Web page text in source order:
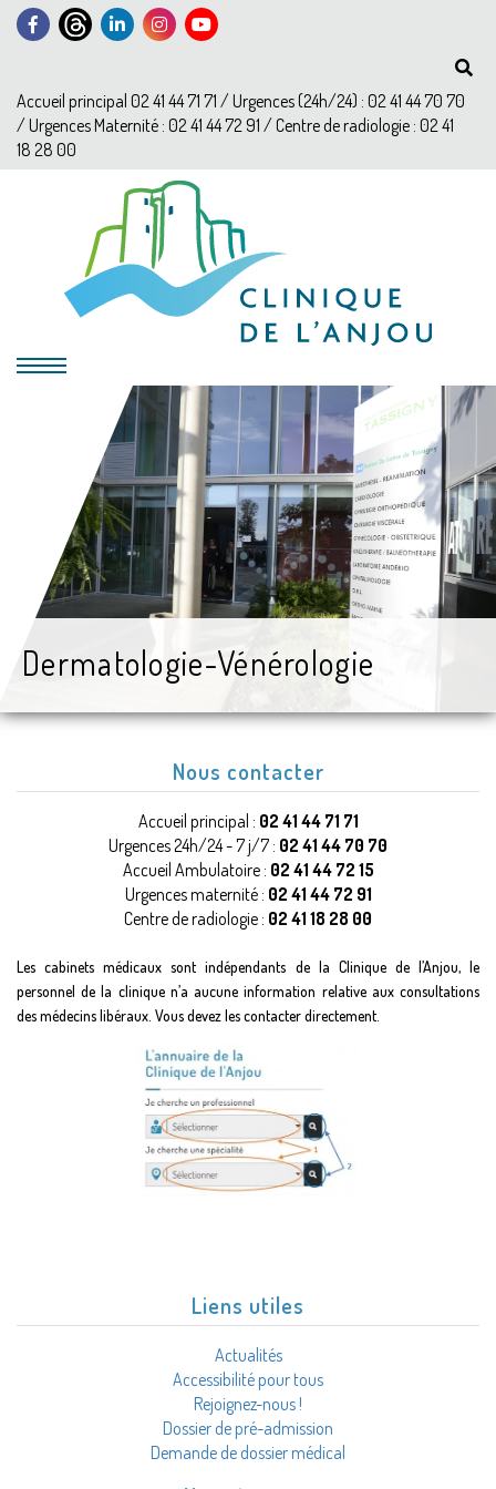
Accueil principal 02 41 44 71 71 / Urgences (24h/24) : 02 41 44 70 70
/ Urgences Maternité : 02 41 44 72 91 / Centre de radiologie : 02 41
18 28 00
Dermatologie-Vénérologie
Nous contacter
Accueil principal : 02 41 44 71 71
Urgences 24h/24 - 7 j/7 : 02 41 44 70 70
Accueil Ambulatoire : 02 41 44 72 15
Urgences maternité : 02 41 44 72 91
Centre de radiologie : 02 41 18 28 00
Les cabinets médicaux sont indépendants de la Clinique de l’Anjou, le
personnel de la clinique n’a aucune information relative aux consultations
des médecins libéraux. Vous devez les contacter directement.
Liens utiles
Actualités
Accessibilité pour tous
Rejoignez-nous !
Dossier de pré-admission
Demande de dossier médical